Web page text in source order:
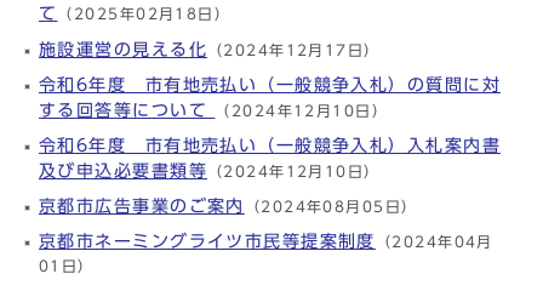
て
（2025年02月18日）
施設運営の見える化 （2024年12月17日）
令和6年度 市有地売払い（一般競争入札）の質問に対
する回答等について
（2024年12月10日）
令和6年度 市有地売払い（一般競争入札）入札案内書
及び申込必要書類等 （2024年12月10日）
京都市広告事業のご案内 （2024年08月05日）
京都市ネーミングライツ市民等提案制度 （2024年04月
01日）